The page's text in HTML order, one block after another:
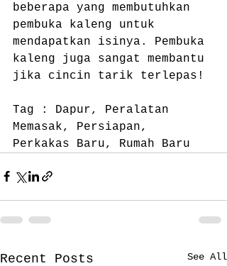
beberapa yang membutuhkan
pembuka kaleng untuk
mendapatkan isinya. Pembuka
kaleng juga sangat membantu
jika cincin tarik terlepas!
Tag : Dapur, Peralatan
Memasak, Persiapan,
Perkakas Baru, Rumah Baru
Recent Posts See All